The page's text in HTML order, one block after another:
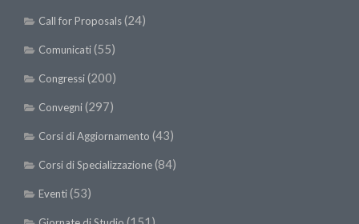
Pillole di Scienze Forestali
Highlights
#FOCUSINCENDI
PDF
Call for Proposals(24)
Comunicati(55)
Congressi(200)
Convegni(297)
Corsi di Aggiornamento (43)
Corsi di Specializzazione(84)
Eventi(53)